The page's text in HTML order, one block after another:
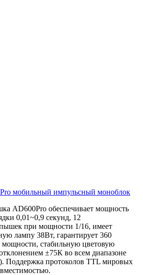
мобильный импульсный моноблок
AD600Pro обеспечивает мощность
0,01~0,9 секунд, 12
при мощности 1/16, имеет
лампу 38Вт, гарантирует 360
стабильную цветовую
±75К во всем диапазоне
Поддержка протоколов TTL мировых